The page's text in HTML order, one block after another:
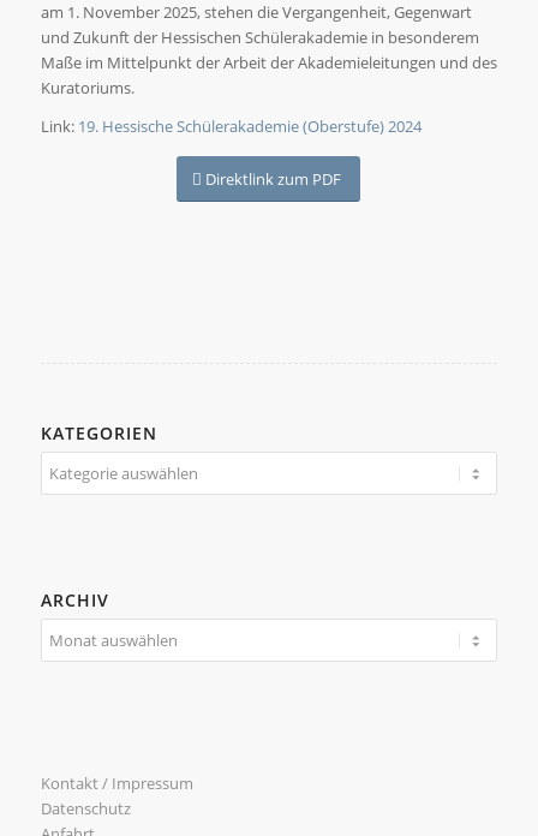
am 1. November 2025, stehen die Vergangenheit, Gegenwart
und Zukunft der Hessischen Schülerakademie in besonderem
Maße im Mittelpunkt der Arbeit der Akademieleitungen und des
Kuratoriums.
Link: 19. Hessische Schülerakademie (Oberstufe) 2024
Direktlink zum PDF
KATEGORIEN
Kategorien
ARCHIV
Kontakt / Impressum
Datenschutz